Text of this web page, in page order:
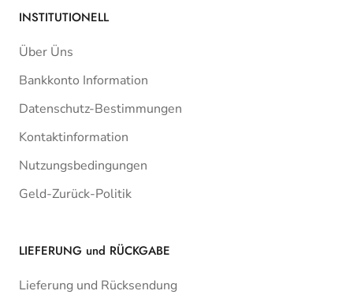
INSTITUTIONELL
Über Üns
Bankkonto Information
Datenschutz-Bestimmungen
Kontaktinformation
Nutzungsbedingungen
Geld-Zurück-Politik
LIEFERUNG und RÜCKGABE
Lieferung und Rücksendung